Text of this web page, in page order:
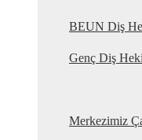
BEUN Diş
Genç Diş
Merkezimiz